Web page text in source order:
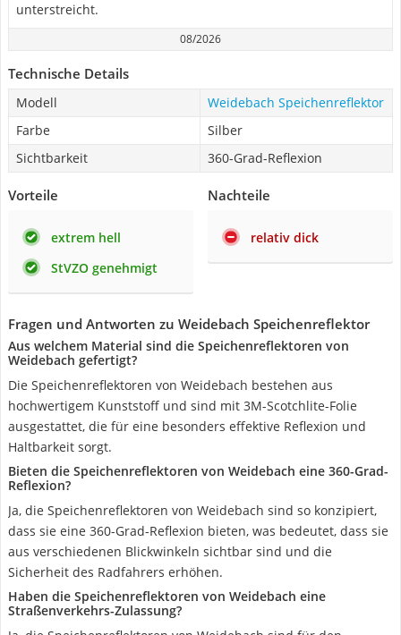
unterstreicht.
08/2026
Technische Details
Modell
Weidebach Speichenreflektor
Farbe
Silber
Sichtbarkeit
360-Grad-Reflexion
Vorteile
extrem hell
StVZO genehmigt
Nachteile
relativ dick
Fragen und Antworten zu Weidebach Speichenreflektor
Aus welchem Material sind die Speichenreflektoren von
Weidebach gefertigt?
Die Speichenreflektoren von Weidebach bestehen aus
hochwertigem Kunststoff und sind mit 3M-Scotchlite-Folie
ausgestattet, die für eine besonders effektive Reflexion und
Haltbarkeit sorgt.
Bieten die Speichenreflektoren von Weidebach eine 360-Grad-
Reflexion?
Ja, die Speichenreflektoren von Weidebach sind so konzipiert,
dass sie eine 360-Grad-Reflexion bieten, was bedeutet, dass sie
aus verschiedenen Blickwinkeln sichtbar sind und die
Sicherheit des Radfahrers erhöhen.
Haben die Speichenreflektoren von Weidebach eine
Straßenverkehrs-Zulassung?